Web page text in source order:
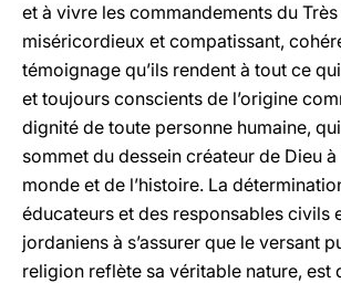
et à vivre les commandements du Très
miséricordieux et compatissant,
témoignage qu’ils rendent à tout ce
et toujours conscients de l’origine
dignité de toute personne humaine,
sommet du dessein créateur de Dieu à
monde et de l’histoire. La
éducateurs et des responsables civils
jordaniens à s’assurer que le versant
religion reflète sa véritable nature, est